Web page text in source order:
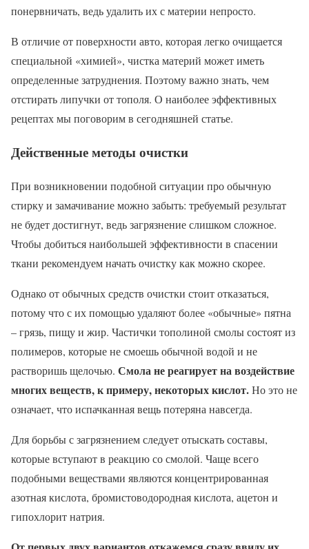
понервничать, ведь удалить их с материи непросто.
В отличие от поверхности авто, которая легко очищается
специальной «химией», чистка материй может иметь
определенные затруднения. Поэтому важно знать, чем
отстирать липучки от тополя. О наиболее эффективных
рецептах мы поговорим в сегодняшней статье.
Действенные методы очистки
При возникновении подобной ситуации про обычную
стирку и замачивание можно забыть: требуемый результат
не будет достигнут, ведь загрязнение слишком сложное.
Чтобы добиться наибольшей эффективности в спасении
ткани рекомендуем начать очистку как можно скорее.
Однако от обычных средств очистки стоит отказаться,
потому что с их помощью удаляют более «обычные» пятна
– грязь, пищу и жир. Частички тополиной смолы состоят из
полимеров, которые не смоешь обычной водой и не
растворишь щелочью. Смола не реагирует на воздействие
многих веществ, к примеру, некоторых кислот.Но это не
означает, что испачканная вещь потеряна навсегда.
Для борьбы с загрязнением следует отыскать составы,
которые вступают в реакцию со смолой. Чаще всего
подобными веществами являются концентрированная
азотная кислота, бромистоводородная кислота, ацетон и
гипохлорит натрия.